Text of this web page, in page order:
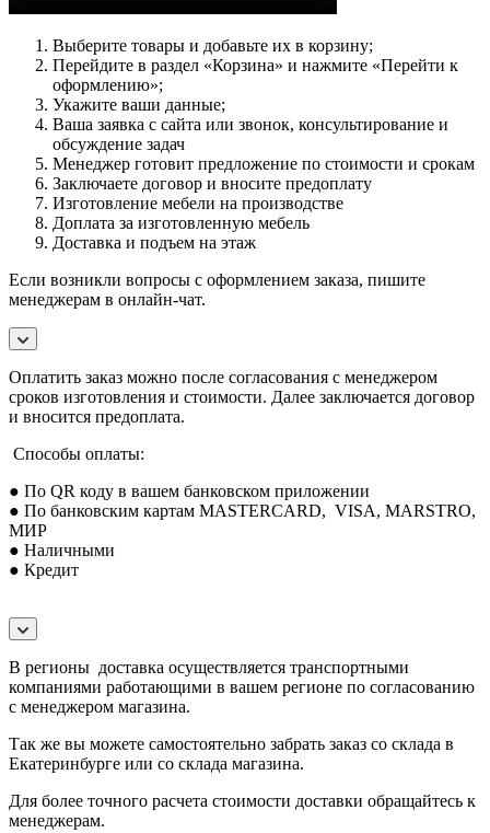
Выберите товары и добавьте их в корзину;
Перейдите в раздел «Корзина» и нажмите «Перейти к
оформлению»;
Укажите ваши данные;
Ваша заявка с сайта или звонок, консультирование и
обсуждение задач
Менеджер готовит предложение по стоимости и срокам
Заключаете договор и вносите предоплату
Изготовление мебели на производстве
Доплата за изготовленную мебель
Доставка и подъем на этаж
Если возникли вопросы с оформлением заказа, пишите
менеджерам в онлайн-чат.
Оплатить заказ можно после согласования с менеджером
сроков изготовления и стоимости. Далее заключается договор
и вносится предоплата.
Способы оплаты:
● По QR коду в вашем банковском приложении
● По банковским картам MASTERCARD, VISA, MARSTRO,
МИР
● Наличными
● Кредит
В регионы доставка осуществляется транспортными
компаниями работающими в вашем регионе по согласованию
с менеджером магазина.
Так же вы можете самостоятельно забрать заказ со склада в
Екатеринбурге или со склада магазина.
Для более точного расчета стоимости доставки обращайтесь к
менеджерам.